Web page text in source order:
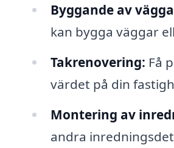
Byggande av
kan bygga väggar
Takrenovering: Få
värdet på din
Montering av
andra